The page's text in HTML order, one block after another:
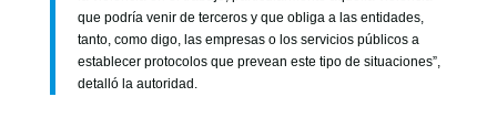
que podría venir de terceros y que obliga a las entidades,
tanto, como digo, las empresas o los servicios públicos a
establecer protocolos que prevean este tipo de situaciones”,
detalló la autoridad.